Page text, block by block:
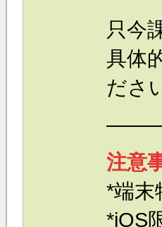
只今
具体
ださ
注意
*端末
*iOS